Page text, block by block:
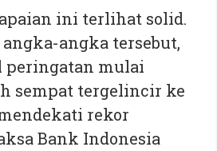
ini terlihat solid.
angka tersebut,
peringatan mulai
sempat tergelincir ke
rekor
Bank Indonesia